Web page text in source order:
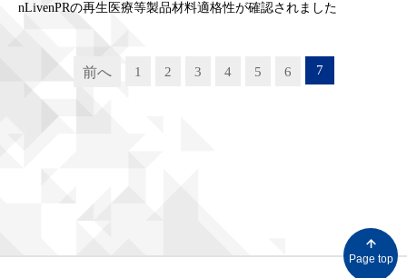
nLivenPRの再生医療等製品材料適格性が確認されました
前へ 1 2 3 4 5 6 7
Page top